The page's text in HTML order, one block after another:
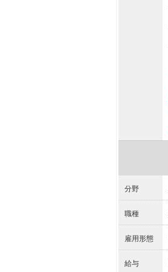
分野
職種
雇用形態
給与